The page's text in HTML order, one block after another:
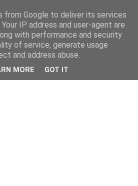
from Google to deliver its services
IP address and user-agent are
with performance and security
of service, generate usage
and address abuse.
MORE GOT IT